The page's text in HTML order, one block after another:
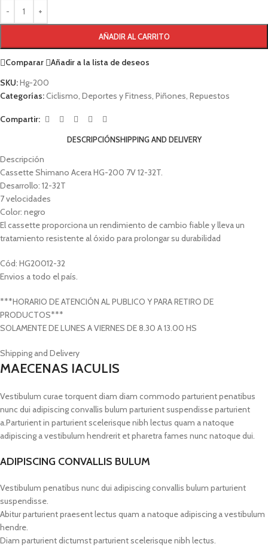
AÑADIR AL CARRITO
Comparar
Añadir a la lista de deseos
SKU:Hg-200
Categorías:Ciclismo Deportes y Fitness Piñones Repuestos
Compartir:
DESCRIPCIÓNSHIPPING AND DELIVERY
Descripción
Cassette Shimano Acera HG-200 7V 12-32T.
Desarrollo: 12-32T
7 velocidades
Color: negro
El cassette proporciona un rendimiento de cambio fiable y lleva un
tratamiento resistente al óxido para prolongar su durabilidad
Cód: HG20012-32
Envios a todo el país.
***HORARIO DE ATENCIÓN AL PUBLICO Y PARA RETIRO DE
PRODUCTOS***
SOLAMENTE DE LUNES A VIERNES DE 8.30 A 13.00 HS
Shipping and Delivery
MAECENAS IACULIS
Vestibulum curae torquent diam diam commodo parturient penatibus
nunc dui adipiscing convallis bulum parturient suspendisse parturient
a.Parturient in parturient scelerisque nibh lectus quam a natoque
adipiscing a vestibulum hendrerit et pharetra fames nunc natoque dui.
ADIPISCING CONVALLIS BULUM
Vestibulum penatibus nunc dui adipiscing convallis bulum parturient
suspendisse.
Abitur parturient praesent lectus quam a natoque adipiscing a vestibulum
hendre.
Diam parturient dictumst parturient scelerisque nibh lectus.